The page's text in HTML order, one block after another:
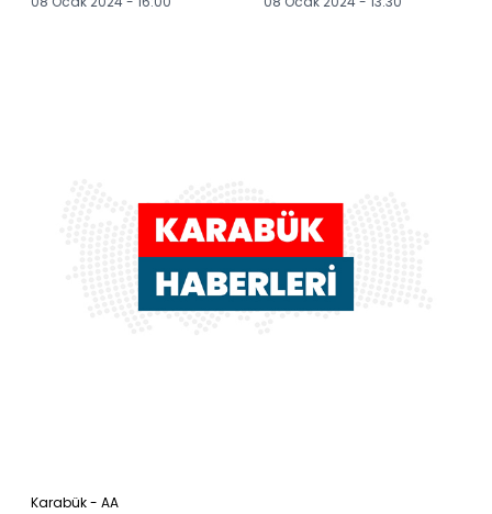
çalışması; ekipler
çalışması; ekipler
Karabük - AA